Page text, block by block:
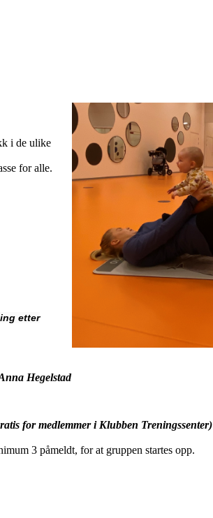
i de ulike
for alle.
etter
Hegelstad
for medlemmer i Klubben Treningssenter)
3 påmeldt, for at gruppen startes opp.